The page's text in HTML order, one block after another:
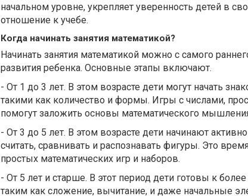
начальном уровне, укрепляет уверенность детей в
отношение к учебе.
Когда начинать занятия математикой?
Начинать занятия математикой можно с самого
развития ребенка. Основные этапы включают.
- От 1 до 3 лет. В этом возрасте дети могут начать
такими как количество и формы. Игры с числами,
помогут заложить основы математического
- От 3 до 5 лет. В этом возрасте дети начинают
считать, сравнивать и распознавать фигуры. Это
простых математических игр и наборов.
- От 5 лет и старше. В этот период дети готовы к
таким как сложение, вычитание, и даже начальные